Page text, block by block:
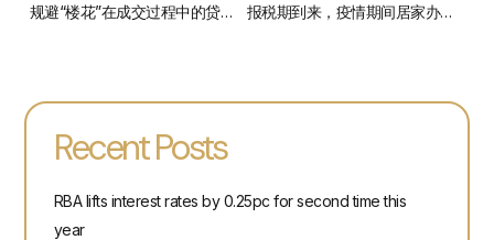
规避“楼花”在成交过程中的贷款风险，请牢记这5点！
报税期到来，疫情期间居家办公该如何报税？
Recent Posts
RBA lifts interest rates by 0.25pc for second time this
year